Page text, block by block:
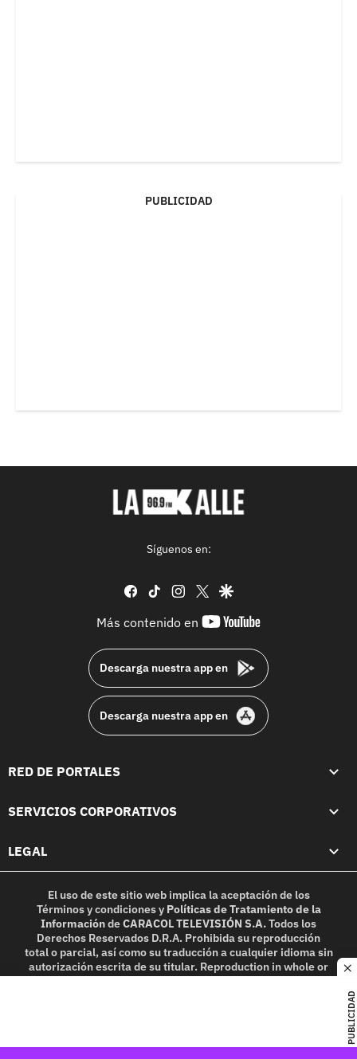
PUBLICIDAD
PUBLICIDAD
Síguenos en:
facebook
tiktok instagram
twittergoogle
Más contenido en
youtube-
Descarga nuestra app en
Descarga nuestra app en
RED DE PORTALES
SERVICIOS CORPORATIVOS
LEGAL
El uso de este sitio web implica la aceptación de los
Términos y condicionesy Políticas de Tratamiento de la
InformacióndeCARACOL TELEVISIÓN S.A.Todos los
Derechos Reservados D.R.A. Prohibida su reproducción
total o parcial, así como su traducción a cualquier idioma sin
autorización escrita de su titular. Reproduction in whole or